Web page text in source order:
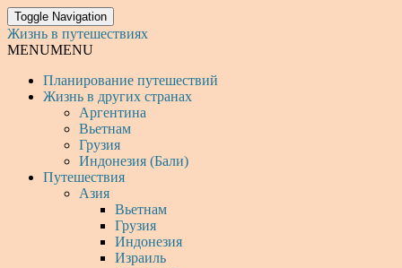
Toggle Navigation
Жизнь в путешествиях
MENUMENU
Планирование путешествий
Жизнь в других странах
Аргентина
Вьетнам
Грузия
Индонезия (Бали)
Путешествия
Азия
Вьетнам
Грузия
Индонезия
Израиль